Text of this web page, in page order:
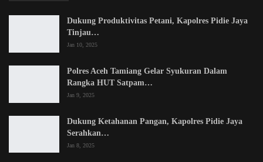
Dukung Produktivitas Petani, Kapolres Pidie Jaya
Tinjau…
Jan 10, 2025
Polres Aceh Tamiang Gelar Syukuran Dalam
Rangka HUT Satpam…
Jan 9, 2025
Dukung Ketahanan Pangan, Kapolres Pidie Jaya
Serahkan…
Jan 8, 2025